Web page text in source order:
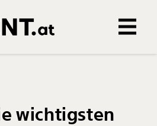
wichtigsten